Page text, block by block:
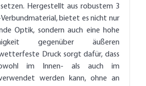
Hergestellt aus robustem 3
bietet es nicht nur
Optik, sondern auch eine hohe
gegenüber äußeren
Druck sorgt dafür, dass
im Innen- als auch im
werden kann, ohne an